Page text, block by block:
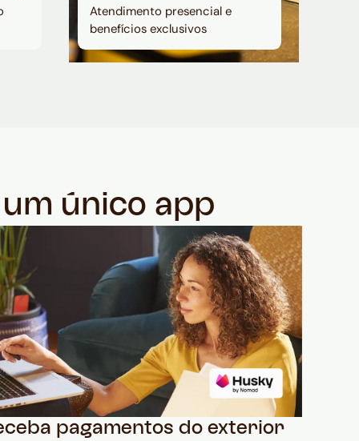
Atendimento presencial e
benefícios exclusivos
único app
pagamentos do exterior